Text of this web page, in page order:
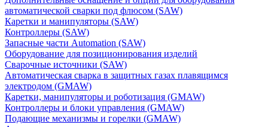
автоматической сварки под флюсом (SAW)
Каретки и манипуляторы (SAW)
Контроллеры (SAW)
Запасные части Automation (SAW)
Оборудование для позиционирования изделий
Сварочные источники (SAW)
Автоматическая сварка в защитных газах плавящимся
электродом (GMAW)
Каретки, манипуляторы и роботизация (GMAW)
Контроллеры и блоки управления (GMAW)
Подающие механизмы и горелки (GMAW)